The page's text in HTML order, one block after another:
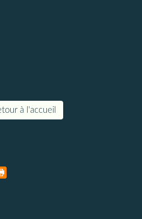
à l'accueil